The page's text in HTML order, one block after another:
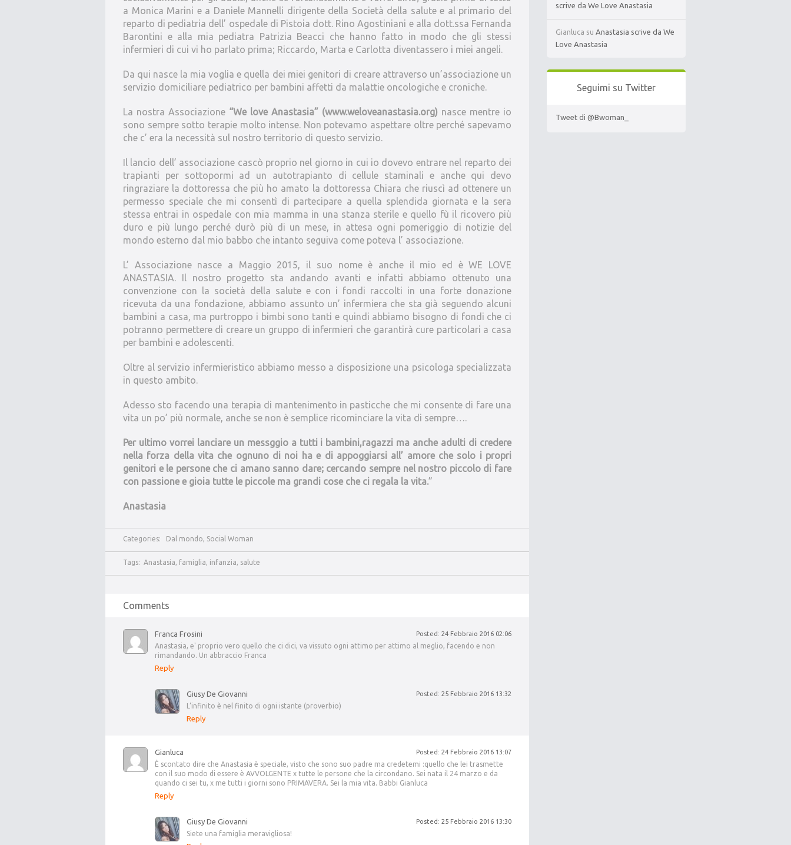
a Monica Marini e a Daniele Mannelli dirigente della Società della salute e al primario del
reparto di pediatria dell’ ospedale di Pistoia dott. Rino Agostiniani e alla dott.ssa Fernanda
Barontini e alla mia pediatra Patrizia Beacci che hanno fatto in modo che gli stessi
infermieri di cui vi ho parlato prima; Riccardo, Marta e Carlotta diventassero i miei angeli.
Da qui nasce la mia voglia e quella dei miei genitori di creare attraverso un’associazione un
servizio domiciliare pediatrico per bambini affetti da malattie oncologiche e croniche.
La nostra Associazione “We love Anastasia” (www.weloveanastasia.org) nasce mentre io
sono sempre sotto terapie molto intense. Non potevamo aspettare oltre perché sapevamo
che c’ era la necessità sul nostro territorio di questo servizio.
Il lancio dell’ associazione cascò proprio nel giorno in cui io dovevo entrare nel reparto dei
trapianti per sottopormi ad un autotrapianto di cellule staminali e anche qui devo
ringraziare la dottoressa che più ho amato la dottoressa Chiara che riuscì ad ottenere un
permesso speciale che mi consentì di partecipare a quella splendida giornata e la sera
stessa entrai in ospedale con mia mamma in una stanza sterile e quello fù il ricovero più
duro e più lungo perché durò più di un mese, in attesa ogni pomeriggio di notizie del
mondo esterno dal mio babbo che intanto seguiva come poteva l’ associazione.
L’ Associazione nasce a Maggio 2015, il suo nome è anche il mio ed è WE LOVE
ANASTASIA. Il nostro progetto sta andando avanti e infatti abbiamo ottenuto una
convenzione con la società della salute e con i fondi raccolti in una forte donazione
ricevuta da una fondazione, abbiamo assunto un’ infermiera che sta già seguendo alcuni
bambini a casa, ma purtroppo i bimbi sono tanti e quindi abbiamo bisogno di fondi che ci
potranno permettere di creare un gruppo di infermieri che garantirà cure particolari a casa
per bambini e adolescenti.
Oltre al servizio infermieristico abbiamo messo a disposizione una psicologa specializzata
in questo ambito.
Adesso sto facendo una terapia di mantenimento in pasticche che mi consente di fare una
vita un po’ più normale, anche se non è semplice ricominciare la vita di sempre….
Per ultimo vorrei lanciare un messggio a tutti i bambini,ragazzi ma anche adulti di credere
nella forza della vita che ognuno di noi ha e di appoggiarsi all’ amore che solo i propri
genitori e le persone che ci amano sanno dare; cercando sempre nel nostro piccolo di fare
con passione e gioia tutte le piccole ma grandi cose che ci regala la vita.”
Anastasia
Categories: Dal mondo, Social Woman
Tags: Anastasia, famiglia, infanzia, salute
Comments
Posted: 24 Febbraio 2016 02:06
Franca Frosini
Anastasia, e' proprio vero quello che ci dici, va vissuto ogni attimo per attimo al meglio, facendo e non
rimandando. Un abbraccio Franca
Reply
Posted: 25 Febbraio 2016 13:32
Giusy De Giovanni
L’infinito è nel finito di ogni istante (proverbio)
Reply
Posted: 24 Febbraio 2016 13:07
Gianluca
È scontato dire che Anastasia è speciale, visto che sono suo padre ma credetemi :quello che lei trasmette
con il suo modo di essere è AVVOLGENTE x tutte le persone che la circondano. Sei nata il 24 marzo e da
quando ci sei tu, x me tutti i giorni sono PRIMAVERA. Sei la mia vita. Babbi Gianluca
Reply
Posted: 25 Febbraio 2016 13:30
Giusy De Giovanni
Siete una famiglia meravigliosa!
scrive da We Love Anastasia
Gianluca su Anastasia scrive da We
Love Anastasia
Seguimi su Twitter
Tweet di @Bwoman_